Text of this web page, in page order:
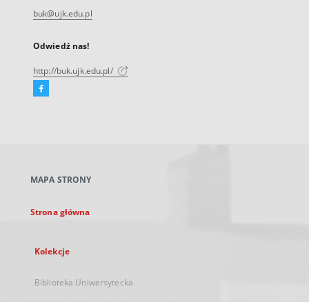
buk@ujk.edu.pl
Odwiedź nas!
http://buk.ujk.edu.pl/
Facebook
karcie
MAPA STRONY
Strona główna
Kolekcje
Biblioteka Uniwersytecka